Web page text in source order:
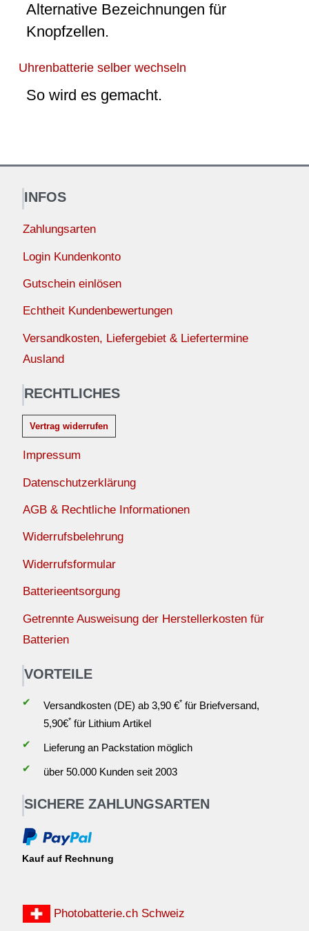
Alternative Bezeichnungen für
Knopfzellen.
Uhrenbatterie selber wechseln
So wird es gemacht.
INFOS
Zahlungsarten
Login Kundenkonto
Gutschein einlösen
Echtheit Kundenbewertungen
Versandkosten, Liefergebiet & Liefertermine
Ausland
RECHTLICHES
Vertrag widerrufen
Impressum
Datenschutzerklärung
AGB & Rechtliche Informationen
Widerrufsbelehrung
Widerrufsformular
Batterieentsorgung
Getrennte Ausweisung der Herstellerkosten für
Batterien
VORTEILE
✔ Versandkosten (DE) ab 3,90 €*für Briefversand,
5,90€*für Lithium Artikel
✔
Lieferung an Packstation möglich
✔
über 50.000 Kunden seit 2003
SICHERE ZAHLUNGSARTEN
Kauf auf Rechnung
Photobatterie.ch Schweiz